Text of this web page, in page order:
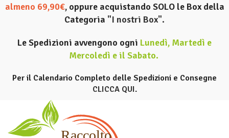
almeno 69,90€, oppure acquistando SOLO le Box della
Categoria "I nostri Box".
Le Spedizioni avvengono ogni Lunedì, Martedì e
Mercoledì e il Sabato.
Per il Calendario Completo delle Spedizioni e Consegne
CLICCA QUI.